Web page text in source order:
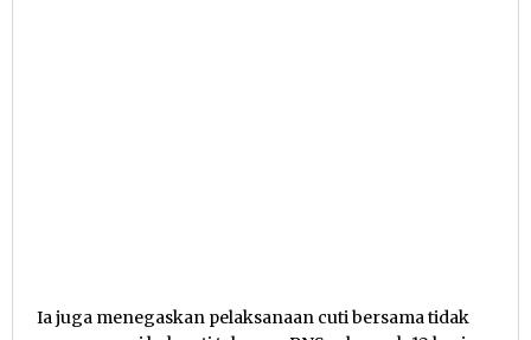
Ia juga menegaskan pelaksanaan cuti bersama tidak